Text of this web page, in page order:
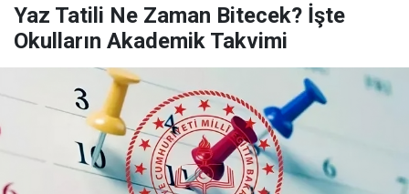
Yaz Tatili Ne Zaman Bitecek? İşte
Okulların Akademik Takvimi